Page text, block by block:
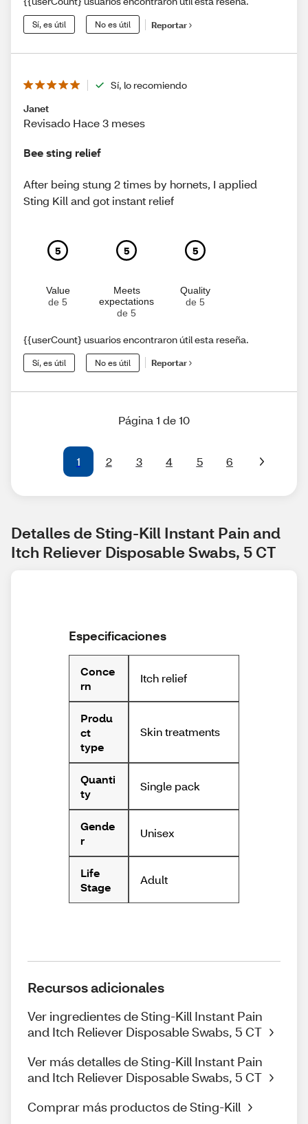
Sí, es útil No es útil Reportar
Sí, lo recomiendo
Janet
Revisado Hace 3 meses
Bee sting relief
After being stung 2 times by hornets, I applied
Sting Kill and got instant relief
5
Value
de 5
5
Meets
expectations
de 5
5
Quality
de 5
{{userCount} usuarios encontraron útil esta reseña.
Sí, es útil No es útil Reportar
Página 1 de 10
1 2 3 4 5 6
Detalles de Sting-Kill Instant Pain and
Itch Reliever Disposable Swabs, 5 CT
Especificaciones
Conce
rn
Itch relief
Produ
ct
type
Skin treatments
Quanti
ty
Single pack
Gende
r
Unisex
Life
Stage
Adult
Recursos adicionales
Ver ingredientes de Sting-Kill Instant Pain
and Itch Reliever Disposable Swabs, 5 CT
Ver más detalles de Sting-Kill Instant Pain
and Itch Reliever Disposable Swabs, 5 CT
Comprar más productos de Sting-Kill